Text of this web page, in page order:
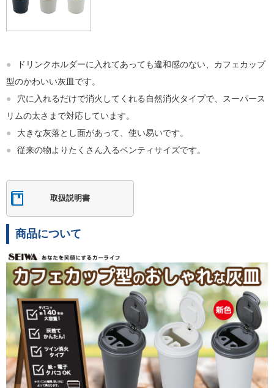
●
ドリンクホルダーに入れてあっても違和感のない、カフェカップ
型のかわいい灰皿です。
●
穴に入れるだけで消火してくれる自然消火タイプで、スーパース
リムの太さまで対応しています。
●
大きな灰落とし面があって、使い易いです。
●
従来の物よりたくさん入るベンティサイズです。
取扱説明書
商品について